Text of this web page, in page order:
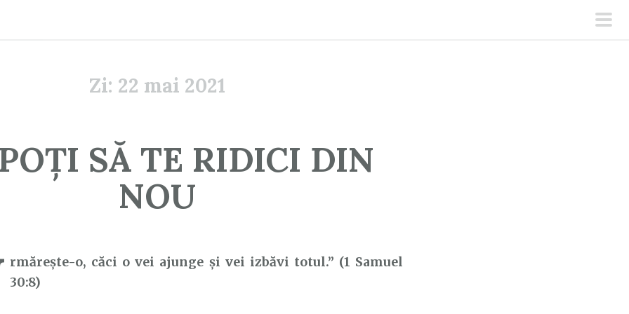
Zi: 22 mai 2021
SĂ TE RIDICI DIN
NOU
rmăreşte-o, căci o vei ajunge şi vei izbăvi totul.” (1 Samuel
30:8)